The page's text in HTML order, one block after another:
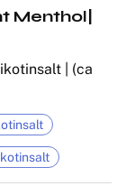
Menthol|
| (ca